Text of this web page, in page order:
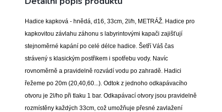
Hadice kapková - hnědá, d16, 33cm, 2l/h, METRÁŽ. Hadice pro
kapkovitou závlahu záhonu s labyrintovými kapači zajišťují
stejnoměrné kapání po celé délce hadice. Šetří Váš čas
strávený s klasickým postřikem i spotřebu vody. Navíc
rovnoměrně a pravidelně rozvádí vodu po zahradě. Hadici
řežeme po 20m (20,40,60...). Odtok z jednoho odkapávacího
otvoru je 2l/ho při tlaku 1 bar. Odkapávací otvory jsou pravidelně
rozmístěny každých 33cm, což umožňuje přesné zavlažení